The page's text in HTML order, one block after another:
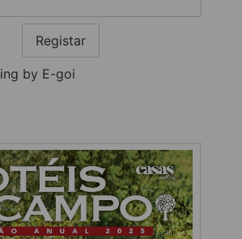
Registar
by E-goi